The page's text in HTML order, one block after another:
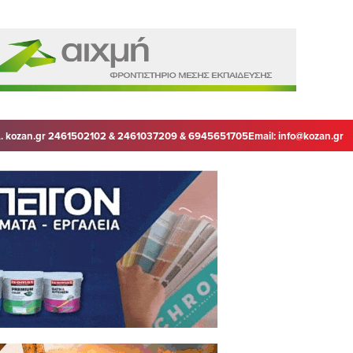
kozan.gr 2461502102 & 2461037209 & 6945651705Email:info@kozan.gr